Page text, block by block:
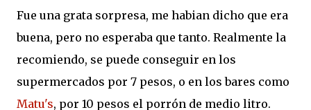
Fue una grata sorpresa, me habian dicho que era
buena, pero no esperaba que tanto. Realmente la
recomiendo, se puede conseguir en los
supermercados por 7 pesos, o en los bares como
Matu's, por 10 pesos el porrón de medio litro.